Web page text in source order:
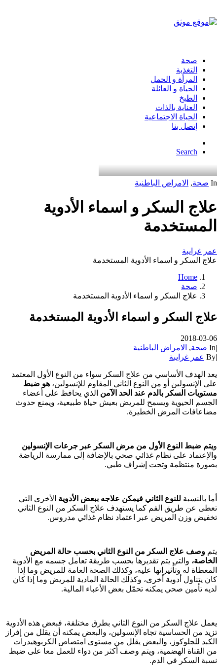
صحة
التغذية
المرأة و الحمل
الحياة و العائلة
الطبخ
العناية بالذات
الحياة الاجتماعية
إتصل بنا
Search
In صحة, الامراض الباطنية
علاج السكر و اسماء الأدوية
المستخدمة
عمر غرايبة
علاج السكر و اسماء الأدوية المستخدمة
Home
صحة
علاج السكر و اسماء الأدوية المستخدمة
علاج السكر و اسماء الأدوية المستخدمة
2018-03-06
|
In صحة, الامراض الباطنية
|
By عمر غرايبة
يعد الهدف الأساسي من علاج السكر سواء من النوع الأول المعتمد
على الإنسولين أو من النوع الثاني المقاوم للإنسولين، هو ضبط
مستويات السكر بالدم عند الحد الآمن الذي يحافظ على أعضاء
الجسم الحيوية ويسمح للمريض بعيش حياة طبيعية، ويمنع حدوث
مضاعافات المرض الخطيرة.
ويتم ضبط النوع الأول من مرض السكر عبر جرعات الإنسولين
والإعتماد على نظام غذائي صحي بالإضافة إلى ممارسة الرياضة
بصورة منتظمة وتحت إشراف طبي.
أما بالنسبة للنوع الثاني فيمكن علاجه ببعض الأدوية الأخرى التي
تعطى عن طريق الفم كما يستهدف علاج السكر من النوع الثاني
تخفيض وزن المريض عبر اعتماد نظام غذائي مدروس.
يتم وصف علاج السكر من النوع الثاني بحسب حالة المريض
الخاصة، والتي يتم تقديرها بحسب طريقة تعامل جسمه مع الأدوية
المعطاة له وتأثيراتها عليه، وكذلك الصحة العامة للمريض وما إذا
كان يتناول أدوية أخرى، وكذلك الحالة المادية للمريض وما إذا كان
لديه تأمين صحي يمكنه تحمّل بعض الأعباء المالية.
يعمل علاج السكر من النوع الثاني بطرق مختلفة، فبعض هذه الأدوية
تزيد من الحساسية تجاه الإنسولين، والبعض يمكنه أن يقلل من إفراز
الكبد للجلوكوز، والبعض يقلل من مستوى امتصاص الكربوهيدرات
من القناة الهضمية، ويتم وصف أكثر من دواء للعمل معا على ضبط
نسبة السكر في الدم.